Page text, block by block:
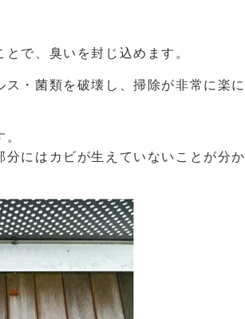
で、臭いを封じ込めます。
・菌類を破壊し、掃除が非常に楽に
にはカビが生えていないことが分か